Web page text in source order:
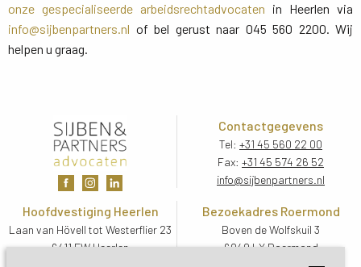
onze gespecialiseerde arbeidsrechtadvocaten in Heerlen via
info@sijbenpartners.nl of bel gerust naar 045 560 2200. Wij
helpen u graag.
Contactgegevens
Tel: +31 45 560 22 00
Fax: +31 45 574 26 52
info@sijbenpartners.nl
Hoofdvestiging Heerlen
Laan van Hövell tot Westerflier 23
6411 EW Heerlen
Bezoekadres Roermond
Boven de Wolfskuil 3
6049 LX Roermond